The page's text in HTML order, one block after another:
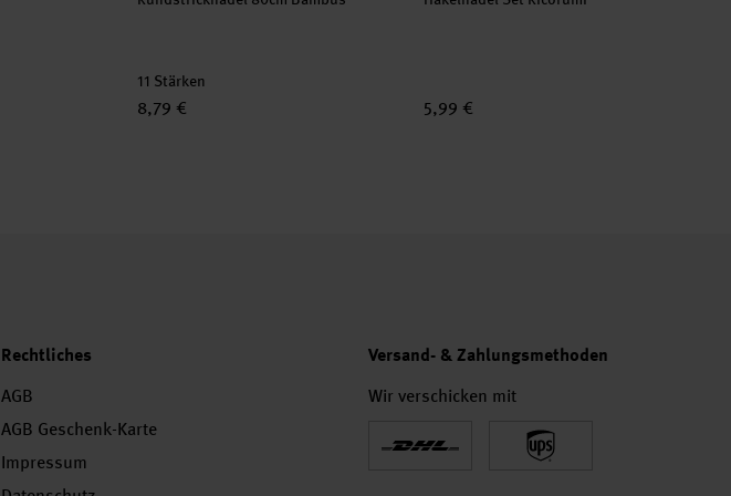
11 Stärken
8,79 € 5,99 €
Rechtliches
AGB
AGB Geschenk-Karte
Impressum
Versand- & Zahlungsmethoden
Wir verschicken mit